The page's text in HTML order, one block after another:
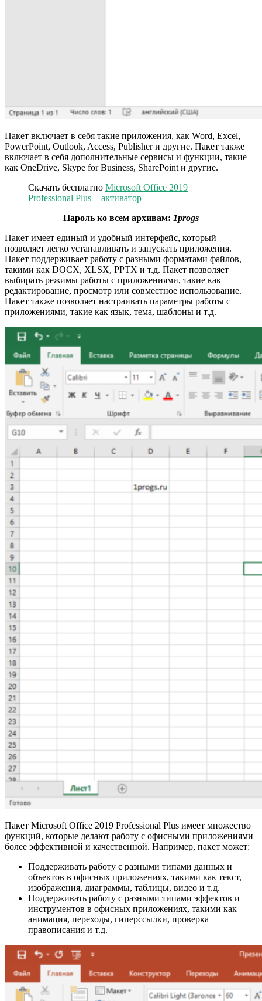
Пакет включает в себя такие приложения, как Word, Excel,
PowerPoint, Outlook, Access, Publisher и другие. Пакет также
включает в себя дополнительные сервисы и функции, такие
как OneDrive, Skype for Business, SharePoint и другие.
Скачать бесплатно Microsoft Office 2019
Professional Plus + активатор
Пароль ко всем архивам: 1progs
Пакет имеет единый и удобный интерфейс, который
позволяет легко устанавливать и запускать приложения.
Пакет поддерживает работу с разными форматами файлов,
такими как DOCX, XLSX, PPTX и т.д. Пакет позволяет
выбирать режимы работы с приложениями, такие как
редактирование, просмотр или совместное использование.
Пакет также позволяет настраивать параметры работы с
приложениями, такие как язык, тема, шаблоны и т.д.
Пакет Microsoft Office 2019 Professional Plus имеет множество
функций, которые делают работу с офисными приложениями
более эффективной и качественной. Например, пакет может:
Поддерживать работу с разными типами данных и
объектов в офисных приложениях, такими как текст,
изображения, диаграммы, таблицы, видео и т.д.
Поддерживать работу с разными типами эффектов и
инструментов в офисных приложениях, такими как
анимация, переходы, гиперссылки, проверка
правописания и т.д.